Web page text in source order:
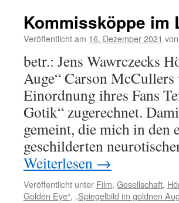
Kommissköppe im
Veröffentlicht am 16. Dezember 2021 von
betr.: Jens Wawrczecks
Auge“ Carson
Einordnung ihres Fans
Gotik“ zugerechnet.
gemeint, die mich in den
geschilderten
Weiterlesen →
Veröffentlicht unter Film, Gesellschaft,
Golden Eye“, „Spiegelbild im goldnen